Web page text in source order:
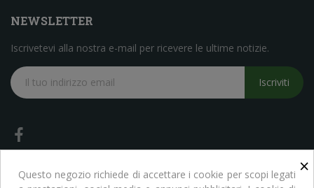
NEWSLETTER
Iscrivetevi alla nostra e-mail per ricevere le ultime notizie.
Iscriviti
×
Questo negozio richiede di accettare i cookie per scopi legati